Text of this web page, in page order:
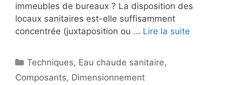
immeubles de bureaux ? La disposition des
locaux sanitaires est-elle suffisamment
concentrée (juxtaposition ou … Lire la suite
Catégories
Techniques, Eau chaude sanitaire,
Composants, Dimensionnement